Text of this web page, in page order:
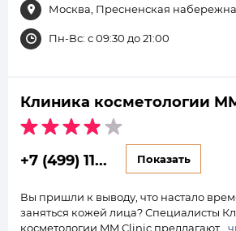
Москва, Пресненская
Пн-Вс: с 09:30 до 21:00
Клиника косметологии
+7 (499) 11... Показать
Вы пришли к выводу, что настало
заняться кожей лица? Специалисты
косметологии MM Clinic предлагают…